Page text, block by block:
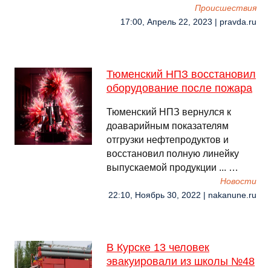
Происшествия
17:00, Апрель 22, 2023 | pravda.ru
Тюменский НПЗ восстановил
оборудование после пожара
Тюменский НПЗ вернулся к
доаварийным показателям
отгрузки нефтепродуктов и
восстановил полную линейку
выпускаемой продукции ... …
Новости
22:10, Ноябрь 30, 2022 | nakanune.ru
В Курске 13 человек
эвакуировали из школы №48